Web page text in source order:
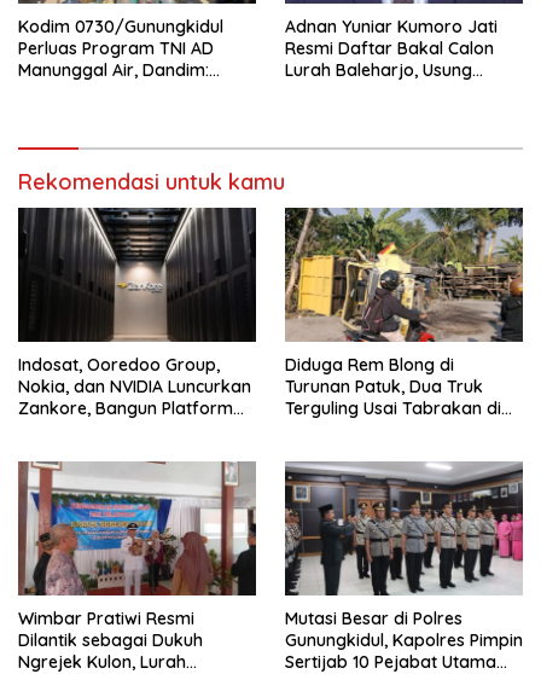
Kodim 0730/Gunungkidul
Perluas Program TNI AD
Manunggal Air, Dandim:
Adnan Yuniar Kumoro Jati
Resmi Daftar Bakal Calon
Lurah Baleharjo, Usung
Rekomendasi untuk kamu
Indosat, Ooredoo Group,
Nokia, dan NVIDIA Luncurkan
Zankore, Bangun Platform
Diduga Rem Blong di
Turunan Patuk, Dua Truk
Terguling Usai Tabrakan di
Wimbar Pratiwi Resmi
Dilantik sebagai Dukuh
Ngrejek Kulon, Lurah
Mutasi Besar di Polres
Gunungkidul, Kapolres Pimpin
Sertijab 10 Pejabat Utama